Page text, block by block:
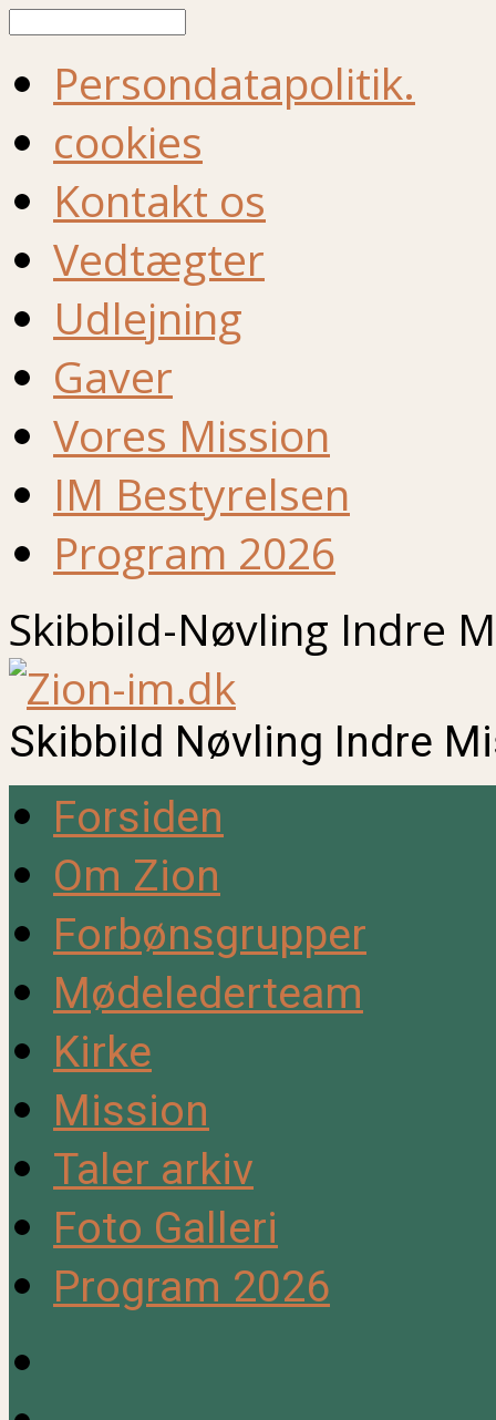
Persondatapolitik.
cookies
Kontakt os
Vedtægter
Udlejning
Gaver
Vores Mission
IM Bestyrelsen
Program 2026
Skibbild-Nøvling Indre
Skibbild Nøvling Indre
Forsiden
Om Zion
Forbønsgrupper
Mødelederteam
Kirke
Mission
Taler arkiv
Foto Galleri
Program 2026